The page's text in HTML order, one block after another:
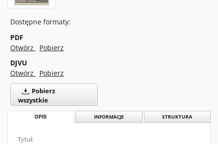
Dostępne formaty:
PDF
Otwórz
Pobierz
DJVU
Otwórz
Pobierz
Pobierz
wszystkie
OPIS INFORMACJE STRUKTURA
Tytuł: